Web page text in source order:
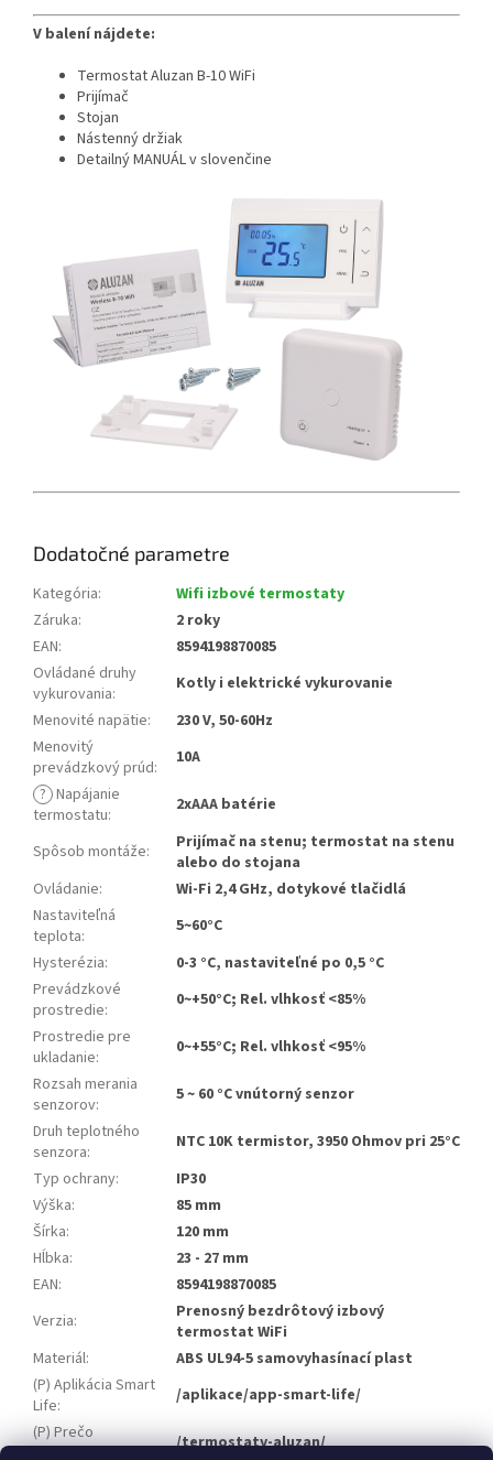
V balení nájdete:
Termostat Aluzan B-10 WiFi
Prijímač
Stojan
Nástenný držiak
Detailný MANUÁL v slovenčine
Dodatočné parametre
Kategória:
Wifi izbové termostaty
Záruka:
2 roky
EAN:
8594198870085
Ovládané druhy
vykurovania:
Kotly i elektrické vykurovanie
Menovité napätie:
230 V, 50-60Hz
Menovitý
prevádzkový prúd:
10A
? Napájanie
termostatu: 2xAAA batérie
Spôsob montáže:
Prijímač na stenu; termostat na stenu
alebo do stojana
Ovládanie:
Wi-Fi 2,4 GHz, dotykové tlačidlá
Nastaviteľná
teplota:
5~60°C
Hysterézia:
0-3 °C, nastaviteľné po 0,5 °C
Prevádzkové
prostredie:
0~+50°C; Rel. vlhkosť <85%
Prostredie pre
ukladanie:
0~+55°C; Rel. vlhkosť <95%
Rozsah merania
senzorov:
5 ~ 60 °C vnútorný senzor
Druh teplotného
senzora:
NTC 10K termistor, 3950 Ohmov pri 25°C
Typ ochrany:
IP30
Výška:
85 mm
Šírka:
120 mm
Hĺbka:
23 - 27 mm
EAN:
8594198870085
Verzia:
Prenosný bezdrôtový izbový
termostat WiFi
Materiál:
ABS UL94-5 samovyhasínací plast
(P) Aplikácia Smart
Life:
/aplikace/app-smart-life/
(P) Prečo
/termostaty-aluzan/